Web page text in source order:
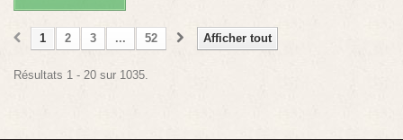
Afficher tout
1 2 3 ... 52
Résultats 1 - 20 sur 1035.